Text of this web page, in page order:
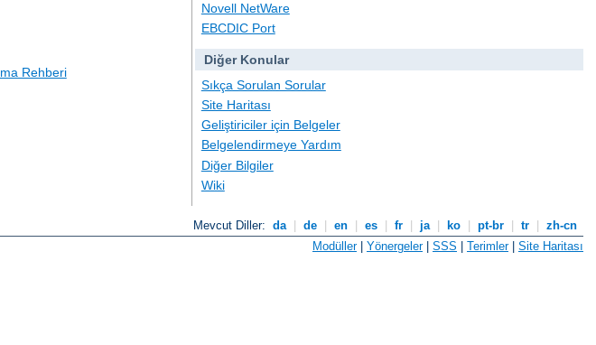
Rehberi
Novell NetWare
EBCDIC Port
Diğer Konular
Sıkça Sorulan Sorular
Site Haritası
Geliştiriciler için Belgeler
Belgelendirmeye Yardım
Diğer Bilgiler
Wiki
Mevcut Diller: da de en es fr ja ko pt-br tr
zh-cn
Modüller| Yönergeler| SSS | Terimler| Site Haritası